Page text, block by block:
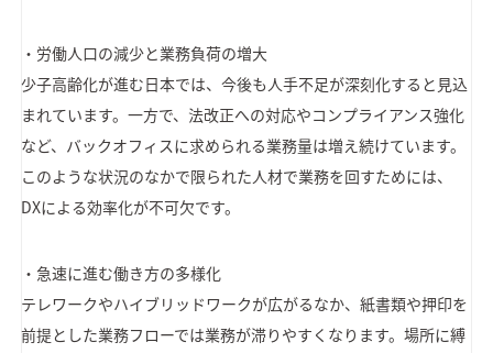
・労働人口の減少と業務負荷の増大
少子高齢化が進む日本では、今後も人手不足が深刻化すると見込
まれています。一方で、法改正への対応やコンプライアンス強化
など、バックオフィスに求められる業務量は増え続けています。
このような状況のなかで限られた人材で業務を回すためには、
DXによる効率化が不可欠です。
・急速に進む働き方の多様化
テレワークやハイブリッドワークが広がるなか、紙書類や押印を
前提とした業務フローでは業務が滞りやすくなります。場所に縛